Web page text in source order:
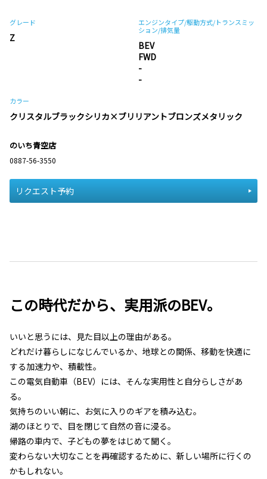
グレード
Z
エンジンタイプ/駆動方式/トランスミッ
ション/排気量
BEV
FWD
-
-
カラー
クリスタルブラックシリカ×ブリリアントブロンズメタリック
のいち青空店
0887-56-3550
リクエスト予約
この時代だから、実用派のBEV。
いいと思うには、見た目以上の理由がある。
どれだけ暮らしになじんでいるか、地球との関係、移動を快適に
する加速力や、積載性。
この電気自動車（BEV）には、そんな実用性と自分らしさがあ
る。
気持ちのいい朝に、お気に入りのギアを積み込む。
湖のほとりで、目を閉じて自然の音に浸る。
帰路の車内で、子どもの夢をはじめて聞く。
変わらない大切なことを再確認するために、新しい場所に行くの
かもしれない。